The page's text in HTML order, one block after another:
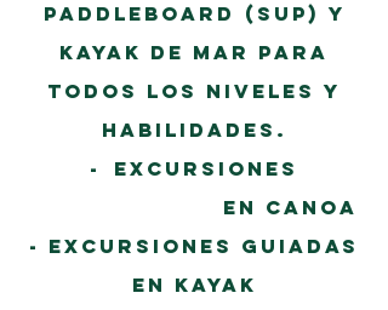
paddleboard
(sup) y
kayak de mar para
todos los niveles y
habilidades.
-
Excursiones
en canoa
- Excursiones guiadas
en kayak